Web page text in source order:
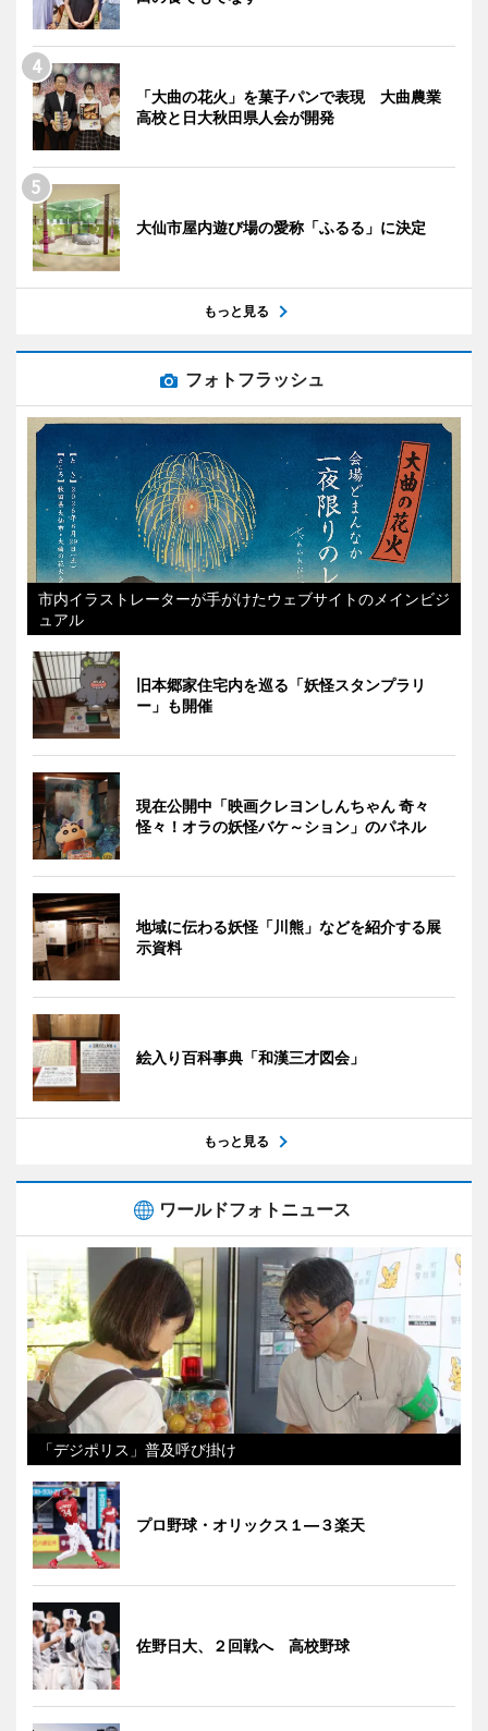
「大曲の花火」を菓子パンで表現 大曲農業
高校と日大秋田県人会が開発
大仙市屋内遊び場の愛称「ふるる」に決定
もっと見る
フォトフラッシュ
市内イラストレーターが手がけたウェブサイトのメインビジ
ュアル
旧本郷家住宅内を巡る「妖怪スタンプラリ
ー」も開催
現在公開中「映画クレヨンしんちゃん 奇々
怪々！オラの妖怪バケ～ション」のパネル
地域に伝わる妖怪「川熊」などを紹介する展
示資料
絵入り百科事典「和漢三才図会」
もっと見る
ワールドフォトニュース
「デジポリス」普及呼び掛け
プロ野球・オリックス１―３楽天
佐野日大、２回戦へ 高校野球